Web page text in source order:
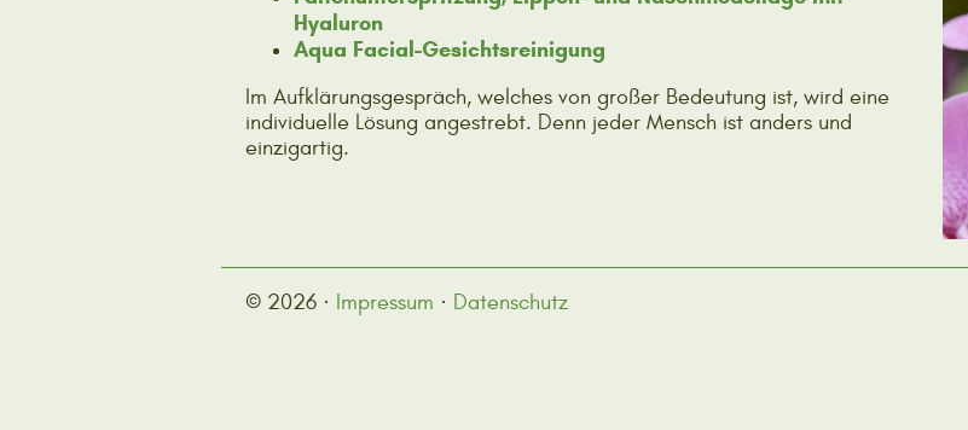
Hyaluron
Aqua Facial-Gesichtsreinigung
Im Aufklärungsgespräch, welches von großer Bedeutung ist, wird eine
individuelle Lösung angestrebt. Denn jeder Mensch ist anders und
einzigartig.
© 2026 · Impressum · Datenschutz